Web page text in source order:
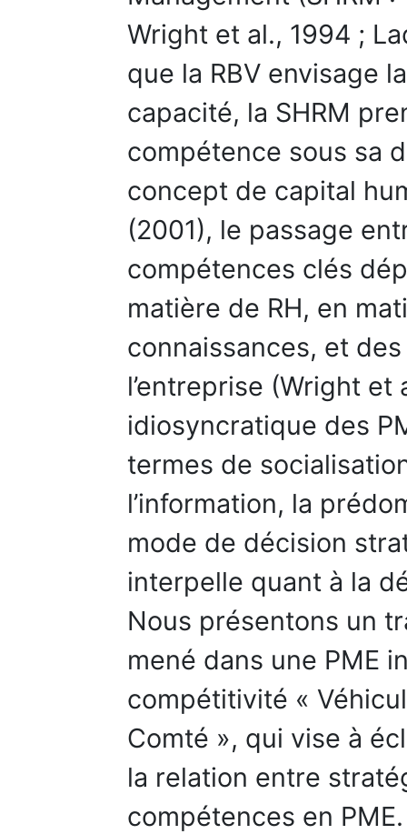
Wright et al., 1994 ;
que la RBV envisage
capacité, la SHRM
compétence sous sa
concept de capital
(2001), le passage
compétences clés
matière de RH, en
connaissances, et
l’entreprise (Wright
idiosyncratique des
termes de
l’information, la
mode de décision
interpelle quant à la
Nous présentons un
mené dans une PME
compétitivité «
Comté », qui vise à
la relation entre
compétences en